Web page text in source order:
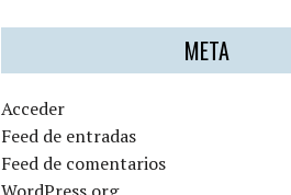
META
Acceder
Feed de entradas
Feed de comentarios